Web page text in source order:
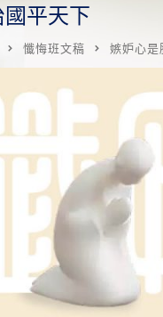
平天下
懺悔班文稿 嫉妒心是